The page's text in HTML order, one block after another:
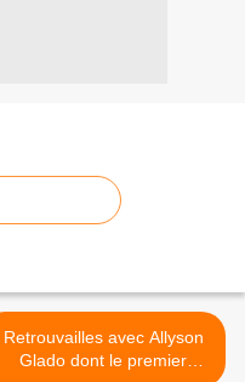
Retrouvailles avec Allyson
Glado dont le premier